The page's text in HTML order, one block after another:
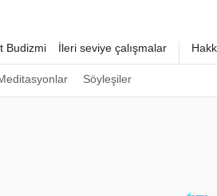
Söyleşiler
Budizmi İleri seviye çalışmalar